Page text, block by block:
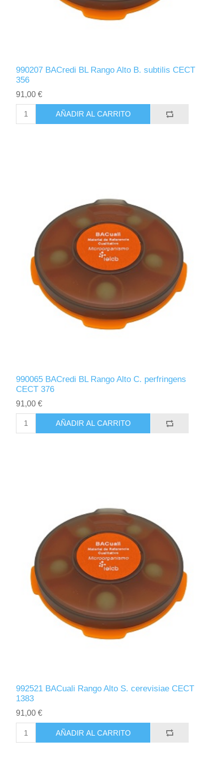
990207 BACredi BL Rango Alto B. subtilis CECT
356
91,00 €
AÑADIR AL CARRITO
990065 BACredi BL Rango Alto C. perfringens
CECT 376
91,00 €
AÑADIR AL CARRITO
992521 BACuali Rango Alto S. cerevisiae CECT
1383
91,00 €
AÑADIR AL CARRITO